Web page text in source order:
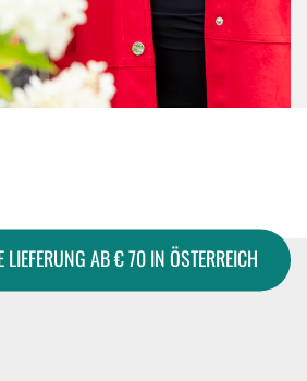
AB € 70 IN ÖSTERREICH